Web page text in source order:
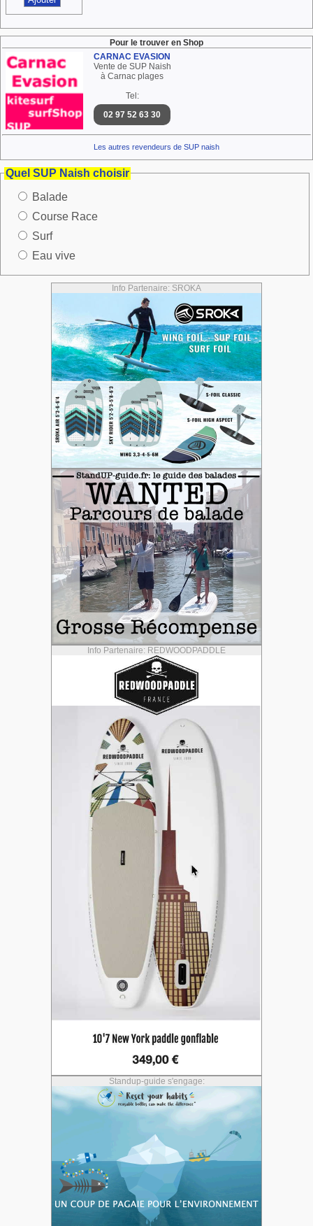
Pour le trouver en Shop
CARNAC EVASION
Vente de SUP Naish
à Carnac plages
Tel:
02 97 52 63 30
Les autres revendeurs de SUP naish
Quel SUP Naish choisir
Balade
Course Race
Surf
Eau vive
Info Partenaire: SROKA
Info Partenaire: REDWOODPADDLE
Standup-guide s'engage: